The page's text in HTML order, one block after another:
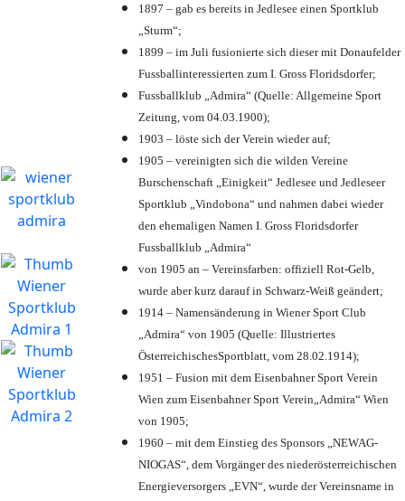
1897 – gab es bereits in Jedlesee einen Sportklub
„Sturm“;
1899 – im Juli fusionierte sich dieser mit Donaufelder
Fussballinteressierten zum I. Gross Floridsdorfer;
Fussballklub „Admira“ (Quelle: Allgemeine Sport
Zeitung, vom 04.03.1900);
1903 – löste sich der Verein wieder auf;
1905 – vereinigten sich die wilden Vereine
Burschenschaft „Einigkeit“ Jedlesee und Jedleseer
Sportklub „Vindobona“ und nahmen dabei wieder
den ehemaligen Namen I. Gross Floridsdorfer
Fussballklub „Admira“
von 1905 an – Vereinsfarben: offiziell Rot-Gelb,
wurde aber kurz darauf in Schwarz-Weiß geändert;
1914 – Namensänderung in Wiener Sport Club
„Admira“ von 1905 (Quelle: Illustriertes
ÖsterreichischesSportblatt, vom 28.02.1914);
1951 – Fusion mit dem Eisenbahner Sport Verein
Wien zum Eisenbahner Sport Verein„Admira“ Wien
von 1905;
1960 – mit dem Einstieg des Sponsors „NEWAG-
NIOGAS“, dem Vorgänger des niederösterreichischen
Energieversorgers „EVN“, wurde der Vereinsname in